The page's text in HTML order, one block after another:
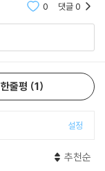
0 댓글0
한줄평 1
설정
추천순